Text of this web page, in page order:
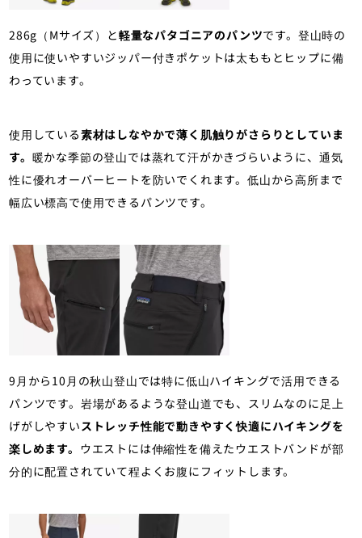
286g（Mサイズ）と軽量なパタゴニアのパンツです。登山時の
使用に使いやすいジッパー付きポケットは太ももとヒップに備
わっています。
使用している素材はしなやかで薄く肌触りがさらりとしていま
す。 暖かな季節の登山では蒸れて汗がかきづらいように、通気
性に優れオーバーヒートを防いでくれます。低山から高所まで
幅広い標高で使用できるパンツです。
9月から10月の秋山登山では特に低山ハイキングで活用できる
パンツです。岩場があるような登山道でも、スリムなのに足上
げがしやすいストレッチ性能で動きやすく快適にハイキングを
楽しめます。 ウエストには伸縮性を備えたウエストバンドが部
分的に配置されていて程よくお腹にフィットします。